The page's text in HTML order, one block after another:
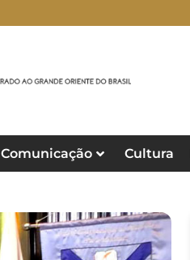
Comunicação Cultura